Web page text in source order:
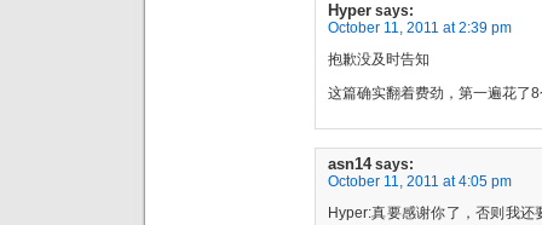
Hyper says:
October 11, 2011 at 2:39 pm
抱歉没及时告知
这篇确实翻着费劲，第一遍花了
asn14 says:
October 11, 2011 at 4:05 pm
Hyper:真要感谢你了，否则我